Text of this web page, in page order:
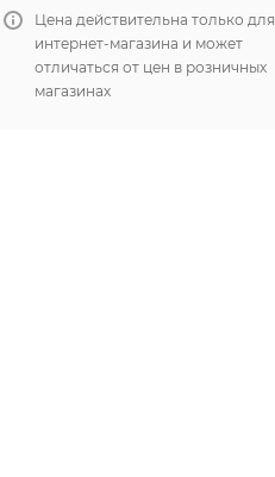
Цена действительна только для
интернет-магазина и может
отличаться от цен в розничных
магазинах